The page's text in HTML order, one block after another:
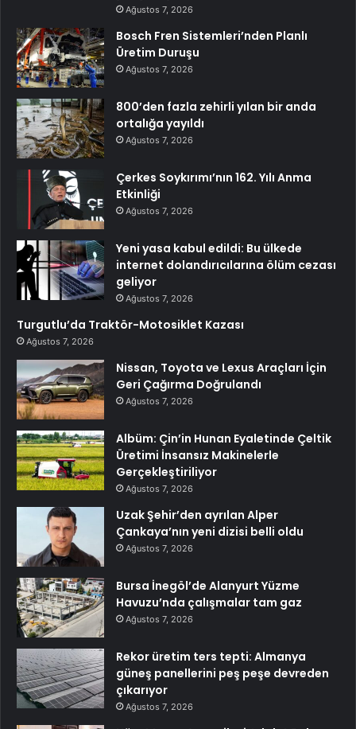
Ağustos 7, 2026
Bosch Fren Sistemleri’nden Planlı
Üretim Duruşu
Ağustos 7, 2026
800’den fazla zehirli yılan bir anda
ortalığa yayıldı
Ağustos 7, 2026
Çerkes Soykırımı’nın 162. Yılı Anma
Etkinliği
Ağustos 7, 2026
Yeni yasa kabul edildi: Bu ülkede
internet dolandırıcılarına ölüm cezası
geliyor
Ağustos 7, 2026
Turgutlu’da Traktör-Motosiklet Kazası
Ağustos 7, 2026
Nissan, Toyota ve Lexus Araçları İçin
Geri Çağırma Doğrulandı
Ağustos 7, 2026
Albüm: Çin’in Hunan Eyaletinde Çeltik
Üretimi İnsansız Makinelerle
Gerçekleştiriliyor
Ağustos 7, 2026
Uzak Şehir’den ayrılan Alper
Çankaya’nın yeni dizisi belli oldu
Ağustos 7, 2026
Bursa İnegöl’de Alanyurt Yüzme
Havuzu’nda çalışmalar tam gaz
Ağustos 7, 2026
Rekor üretim ters tepti: Almanya
güneş panellerini peş peşe devreden
çıkarıyor
Ağustos 7, 2026